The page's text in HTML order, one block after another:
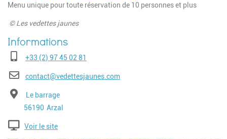
Menu unique pour toute réservation de 10 personnes et plus
© Les vedettes jaunes
Téléphone+33 (2) 97 45 02 81
E-mailcontact@vedettesjaunes.com
AdresseLe barrage
Code postal
56190 Ville
Arzal
Voir le site